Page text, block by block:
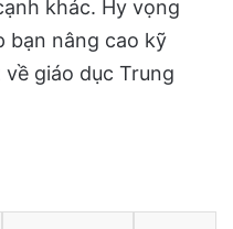
khác. Hy vọng
bạn nâng cao kỹ
giáo dục Trung